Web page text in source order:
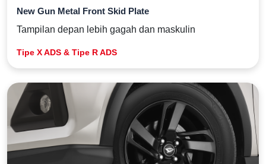
New Gun Metal Front Skid Plate
Tampilan depan lebih gagah dan maskulin
Tipe X ADS & Tipe R ADS